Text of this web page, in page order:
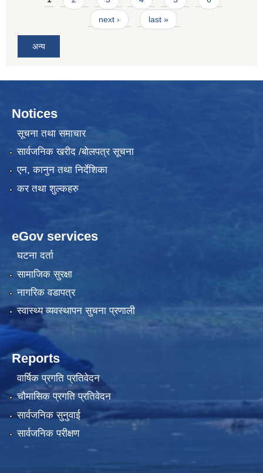
next › last »
अन्य
Notices
सूचना तथा समाचार
सार्वजनिक खरीद /बोलपत्र सूचना
एन, कानुन तथा निर्देशिका
कर तथा शुल्कहरु
eGov services
घटना दर्ता
सामाजिक सुरक्षा
नागरिक वडापत्र
स्वास्थ्य व्यवस्थापन सुचना प्रणाली
Reports
वार्षिक प्रगति प्रतिवेदन
चौमासिक प्रगति प्रतिवेदन
सार्वजनिक सुनुवाई
सार्वजनिक परीक्षण